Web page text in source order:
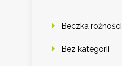
Beczka rożności
Bez kategorii